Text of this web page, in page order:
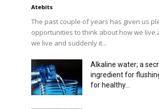
Atebits
The past couple of years has given us
opportunities to think about how we live
we live and suddenly it...
Alkaline water; a
ingredient for
for healthy...